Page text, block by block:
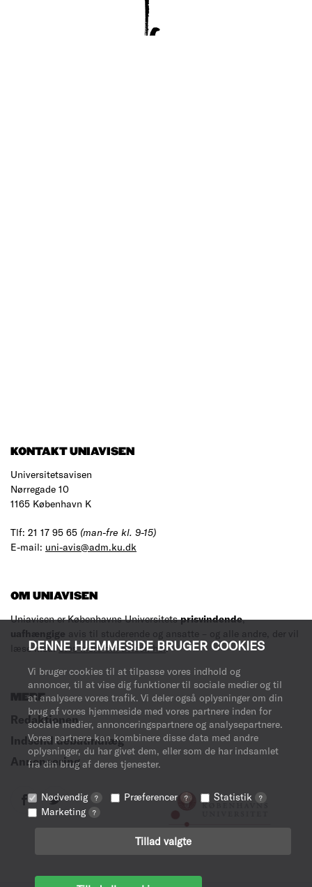
DENNE HJEMMESIDE BRUGER COOKIES
Vi bruger cookies til at tilpasse vores indhold og
annoncer, til at vise dig funktioner til sociale medier og til
at analysere vores trafik. Vi deler også oplysninger om din
brug af vores hjemmeside med vores partnere inden for
sociale medier, annonceringspartnere og analysepartnere.
Vores partnere kan kombinere disse data med andre
oplysninger, du har givet dem, eller som de har indsamlet
fra din brug af deres tjenester.
Nødvendig ? Præferencer ? Statistik ?
Marketing ?
Tillad valgte
KONTAKT UNIAVISEN
Universitetsavisen
Nørregade 10
1165 København K
Tlf: 21 17 95 65 (man-fre kl. 9-15)
E-mail: uni-avis@adm.ku.dk
OM UNIAVISEN
Uniavisen er Københavns Universitetsprisvindende,
uafhængige avis til studerende og ansatte – og alle andre, der vil
læse med.Læs mere om avisen her.
MERE
Redaktionen
Indsend debatindlæg
Annoncering